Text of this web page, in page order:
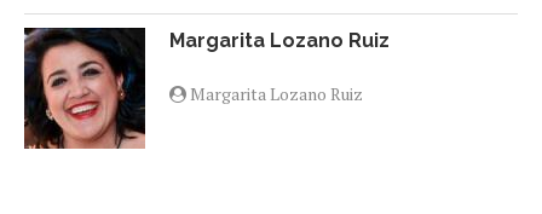
Margarita Lozano Ruiz
Margarita Lozano Ruiz